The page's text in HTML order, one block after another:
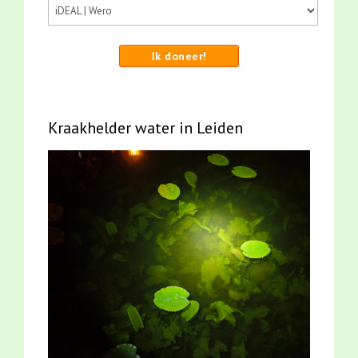
Ik doneer!
Kraakhelder water in Leiden